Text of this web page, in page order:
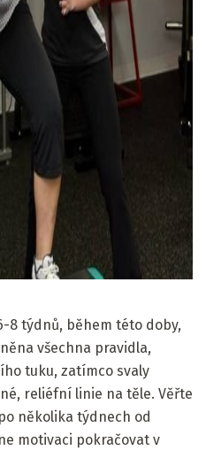
ad
8 týdnů, během této doby,
všechna pravidla,
tuku, zatímco svaly
reliéfní linie na těle. Věřte
několika týdnech od
motivaci pokračovat v